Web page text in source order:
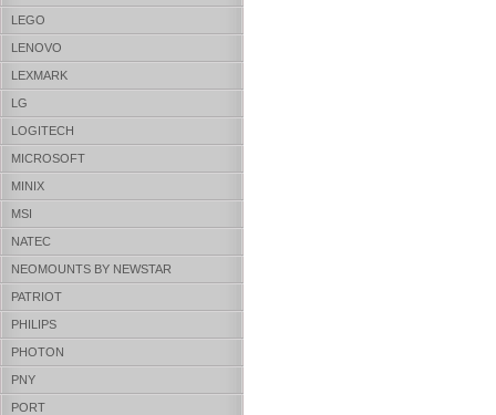
LEGO
LENOVO
LEXMARK
LG
LOGITECH
MICROSOFT
MINIX
MSI
NATEC
NEOMOUNTS BY NEWSTAR
PATRIOT
PHILIPS
PHOTON
PNY
PORT